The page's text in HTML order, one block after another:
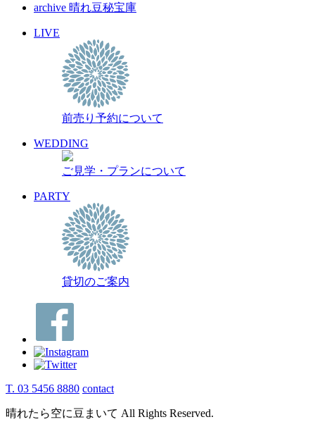
archive 晴れ豆秘宝庫
LIVE
前売り予約について
WEDDING
ご見学・プランについて
PARTY
貸切のご案内
T. 03 5456 8880 contact
晴れたら空に豆まいて All Rights Reserved.